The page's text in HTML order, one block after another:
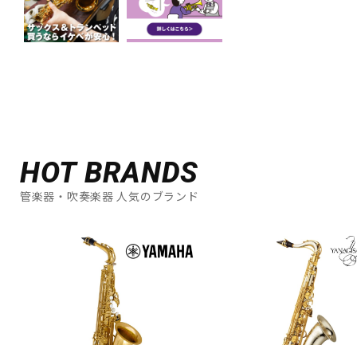
HOT BRANDS
管楽器・吹奏楽器 人気のブランド